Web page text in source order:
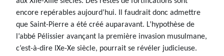
encore repérables aujourd’hui. Il faudrait donc admettre
que Saint-Pierre a été créé auparavant. L’hypothèse de
l’abbé Pélissier avançant la première invasion musulmane,
c’est-à-dire IXe-Xe siècle, pourrait se révéler judicieuse.